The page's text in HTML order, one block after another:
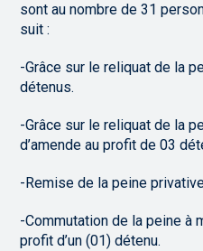
sont au nombre de 31
suit :
-Grâce sur le reliquat de la
détenus.
-Grâce sur le reliquat de la
d’amende au profit de 03
-Remise de la peine
-Commutation de la peine à
profit d’un (01) détenu.